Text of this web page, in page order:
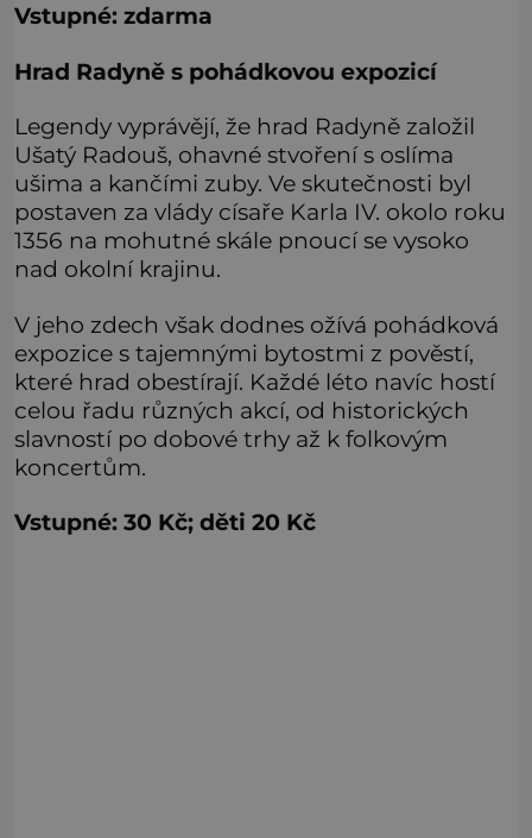
Vstupné: zdarma
Hrad Radyně s pohádkovou expozicí
Legendy vyprávějí, že hrad Radyně založil
Ušatý Radouš, ohavné stvoření s oslíma
ušima a kančími zuby. Ve skutečnosti byl
postaven za vlády císaře Karla IV. okolo roku
1356 na mohutné skále pnoucí se vysoko
nad okolní krajinu.
V jeho zdech však dodnes ožívá pohádková
expozice s tajemnými bytostmi z pověstí,
které hrad obestírají. Každé léto navíc hostí
celou řadu různých akcí, od historických
slavností po dobové trhy až k folkovým
koncertům.
Vstupné: 30 Kč; děti 20 Kč